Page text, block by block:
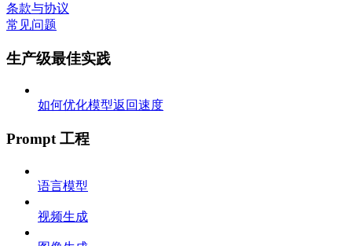
条款与协议
常见问题
生产级最佳实践
如何优化模型返回速度
Prompt 工程
语言模型
视频生成